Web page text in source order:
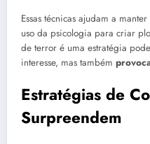
Essas técnicas ajudam a
uso da psicologia para criar
de terror é uma estratégia
interesse, mas também
Estratégias de
Surpreendem